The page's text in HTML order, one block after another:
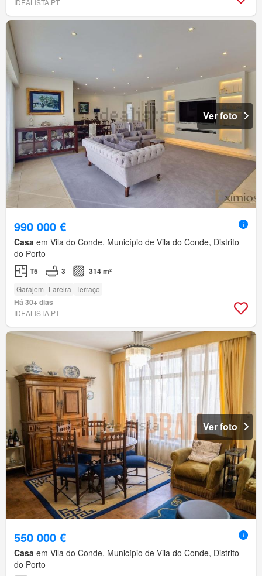
IDEALISTA.PT
Ver foto
990 000 €
Casa em Vila do Conde, Município de Vila do Conde, Distrito
do Porto
T5 3 314 m²
Garajem Lareira Terraço
Há 30+ dias
IDEALISTA.PT
Ver foto
550 000 €
Casa em Vila do Conde, Município de Vila do Conde, Distrito
do Porto